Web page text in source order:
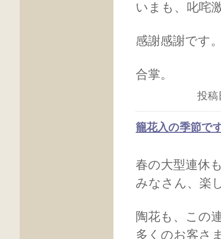
いまも、叱咤
感謝感謝です
合掌。
投稿
籠花入の季節で
春の大型連休
みなさん、楽
陶花も、この
多くのお客さ